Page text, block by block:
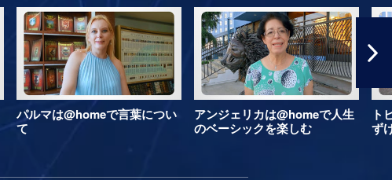
パルマは@homeで言葉につい
て
アンジェリカは@homeで人生
のベーシックを楽しむ
ト
ず